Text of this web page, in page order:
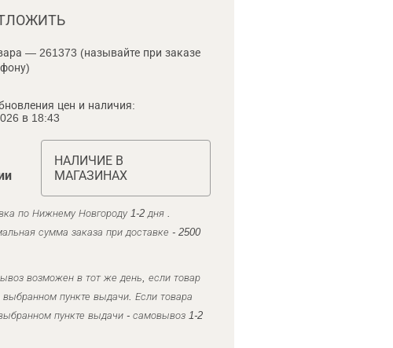
— 261373 (называйте при заказе
цен и наличия:
в 18:43
НАЛИЧИЕ В
МАГАЗИНАХ
по Нижнему Новгороду 1-2 дня .
сумма заказа при доставке - 2500
возможен в тот же день, если товар
выбранном пункте выдачи. Если товара
пункте выдачи - самовывоз 1-2